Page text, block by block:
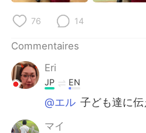
Indonesia
Türkçe
Português
76 14
Commentaires
Eri
JP EN
@エル 子ども達に
マイ